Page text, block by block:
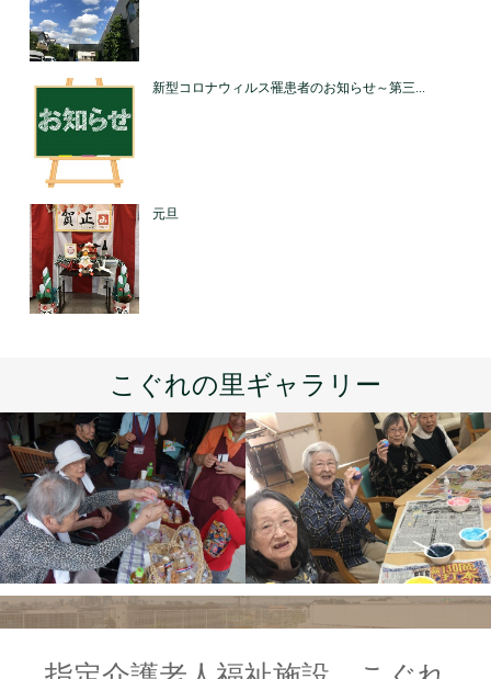
新型コロナウィルス罹患者のお知らせ～第三...
元旦
こぐれの里ギャラリー